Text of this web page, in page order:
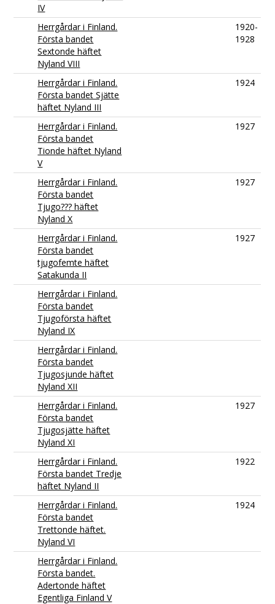
IV
Herrgårdar i Finland.
Första bandet
Sextonde häftet
Nyland VIII
1920-
1928
Herrgårdar i Finland.
Första bandet Sjätte
häftet Nyland III
1924
Herrgårdar i Finland.
Första bandet
Tionde häftet Nyland
V
1927
Herrgårdar i Finland.
Första bandet
Tjugo??? häftet
Nyland X
1927
Herrgårdar i Finland.
Första bandet
tjugofemte häftet
Satakunda II
1927
Herrgårdar i Finland.
Första bandet
Tjugoförsta häftet
Nyland IX
Herrgårdar i Finland.
Första bandet
Tjugosjunde häftet
Nyland XII
Herrgårdar i Finland.
Första bandet
Tjugosjätte häftet
Nyland XI
1927
Herrgårdar i Finland.
Första bandet Tredje
häftet Nyland II
1922
Herrgårdar i Finland.
Första bandet
Trettonde häftet.
Nyland VI
1924
Herrgårdar i Finland.
Första bandet.
Adertonde häftet
Egentliga Finland V